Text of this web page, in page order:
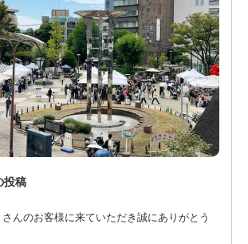
投稿
んのお客様に来ていただき誠にありがとう